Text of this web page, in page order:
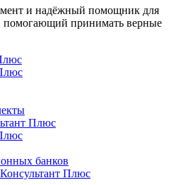
и надёжный помощник для
помогающий принимать верные
Плюс
банков
Плюс